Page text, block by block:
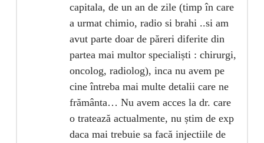
capitala, de un an de zile (timp în care
a urmat chimio, radio si brahi ..si am
avut parte doar de păreri diferite din
partea mai multor specialiști : chirurgi,
oncolog, radiolog), inca nu avem pe
cine întreba mai multe detalii care ne
frământa… Nu avem acces la dr. care
o tratează actualmente, nu știm de exp
daca mai trebuie sa facă injectiile de